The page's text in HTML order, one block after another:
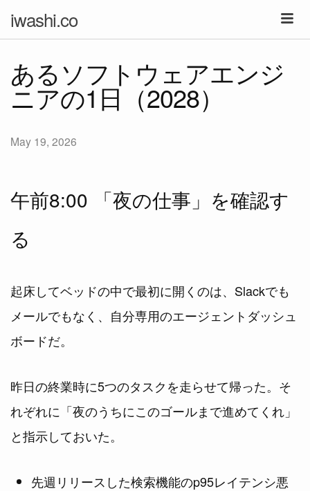
iwashi.co
あるソフトウェアエンジ
ニアの1日（2028）
May 19, 2026
午前8:00 「夜の仕事」を確認す
る
起床してベッドの中で最初に開くのは、Slackでも
メールでもなく、自分専用のエージェントダッシュ
ボードだ。
昨日の終業時に5つのタスクを走らせて帰った。そ
れぞれに「夜のうちにこのゴールまで進めてくれ」
と指示しておいた。
先週リリースした検索機能のp95レイテンシ悪